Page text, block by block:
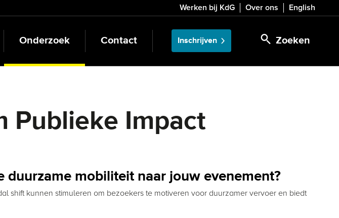
Werken bij KdG Over ons English
Zoeken
Onderzoek Contact Inschrijven
Publieke Impact
mobiliteit naar jouw evenement?
shift kunnen stimuleren om bezoekers te motiveren voor duurzamer vervoer en biedt